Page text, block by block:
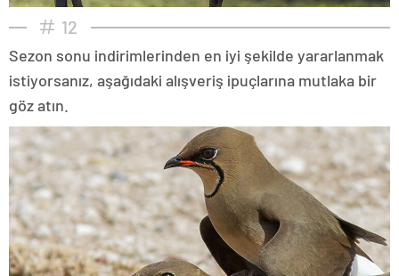
12
Sezon sonu indirimlerinden en iyi şekilde yararlanmak
istiyorsanız, aşağıdaki alışveriş ipuçlarına mutlaka bir
göz atın.